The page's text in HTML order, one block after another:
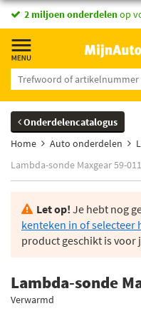
2 miljoen onderdelenop
Onderdelencatalogus
Home
Auto onderdelen
Lambda-sonde Maxgear 59-
Let op! Je hebt nog
kenteken in of selecteer
product geschikt is voor
Lambda-sonde
Verwarmd